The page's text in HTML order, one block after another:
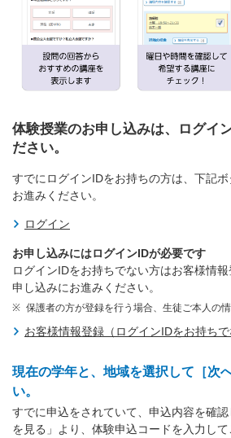
体験授業のお申し込みは、ログイ
ださい。
すでにログインIDをお持ちの方は、下記
お進みください。
ログイン
お申し込みにはログインIDが必要です
ログインIDをお持ちでない方はお客様情
申し込みにお進みください。
保護者の方が登録を行う場合、生徒ご本人の
お客様情報登録（ログインIDをお持ちで
現在の学年と、地域を選択して［次
い。
すでに申込をされていて、申込内容を確
を見る」より、体験申込コードを入力して